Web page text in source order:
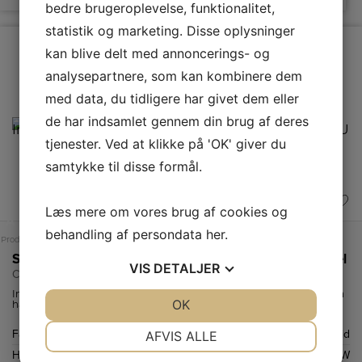
Produktdatablad
C92IPN2
Induktionskogepladen
har 5
varmezoner, som
alle er udstyret
med en
turbofunktion,
som øger
Farve
Højde
900 mm
A
B
Produktdatablad
Smeg Væghængt emhætte
KSED65PE
udsugningskapacitet
sikrer SMEG
KSED65PE
Farve
Creme
Højde
652 mm
Smeg Elkedel
Retro elkedel fra
kapacitet på 1,7
liter og kraftfuld
som koger
vandet på ingen
Hvid
Effekt
2400 W
bedre brugeroplevelse, funktionalitet,
statistik og marketing. Disse oplysninger
kan blive delt med annoncerings- og
analysepartnere, som kan kombinere dem
med data, du tidligere har givet dem eller
de har indsamlet gennem din brug af deres
tjenester. Ved at klikke på 'OK' giver du
samtykke til disse formål.
Læs mere om vores brug af cookies og
behandling af persondata her.
VIS DETALJER
AFVIS ALLE
OK